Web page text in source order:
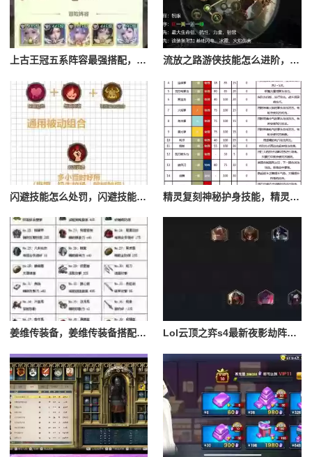
上古王冠五系阵容最强搭配，上古王冠五星排行 流放之路游侠技能怎么进阶，流放之路游侠技能怎么进阶的
闪避技能怎么处罚，闪避技能怎么处罚队友 精灵复刻神秘护身技能，精灵复刻攻略
姜维传装备，姜维传装备搭配一览表最新 Lol云顶之弈s4最新夜影劫阵容搭配，云顶之奕夜影劫阵容